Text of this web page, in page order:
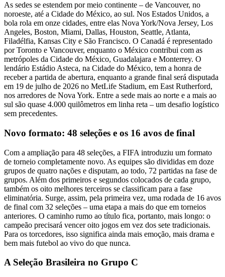
As sedes se estendem por meio continente – de Vancouver, no
noroeste, até a Cidade do México, ao sul. Nos Estados Unidos, a
bola rola em onze cidades, entre elas Nova York/Nova Jersey, Los
Angeles, Boston, Miami, Dallas, Houston, Seattle, Atlanta,
Filadélfia, Kansas City e São Francisco. O Canadá é representado
por Toronto e Vancouver, enquanto o México contribui com as
metrópoles da Cidade do México, Guadalajara e Monterrey. O
lendário Estádio Asteca, na Cidade do México, tem a honra de
receber a partida de abertura, enquanto a grande final será disputada
em 19 de julho de 2026 no MetLife Stadium, em East Rutherford,
nos arredores de Nova York. Entre a sede mais ao norte e a mais ao
sul são quase 4.000 quilômetros em linha reta – um desafio logístico
sem precedentes.
Novo formato: 48 seleções e os 16 avos de final
Com a ampliação para 48 seleções, a FIFA introduziu um formato
de torneio completamente novo. As equipes são divididas em doze
grupos de quatro nações e disputam, ao todo, 72 partidas na fase de
grupos. Além dos primeiros e segundos colocados de cada grupo,
também os oito melhores terceiros se classificam para a fase
eliminatória. Surge, assim, pela primeira vez, uma rodada de 16 avos
de final com 32 seleções – uma etapa a mais do que em torneios
anteriores. O caminho rumo ao título fica, portanto, mais longo: o
campeão precisará vencer oito jogos em vez dos sete tradicionais.
Para os torcedores, isso significa ainda mais emoção, mais drama e
bem mais futebol ao vivo do que nunca.
A Seleção Brasileira no Grupo C